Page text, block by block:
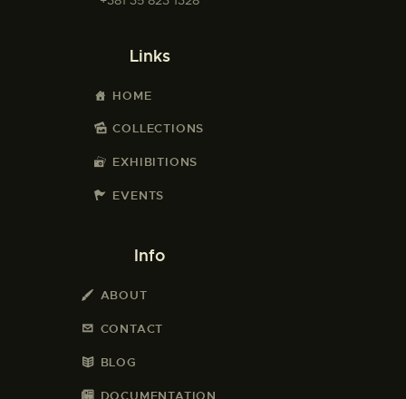
Links
HOME
COLLECTIONS
EXHIBITIONS
EVENTS
Info
ABOUT
CONTACT
BLOG
DOCUMENTATION